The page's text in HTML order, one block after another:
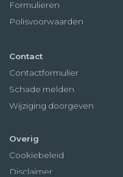
Formulieren
Polisvoorwaarden
Contact
Contactformulier
Schade melden
Wijziging doorgeven
Overig
Cookiebeleid
Disclaimer